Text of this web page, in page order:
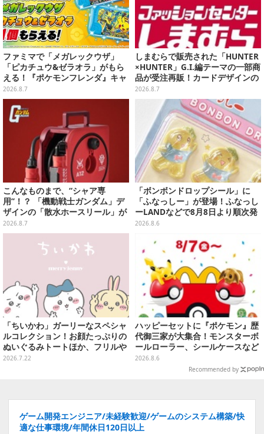
ファミマで「メガレックウザ」
「ピカチュウ&ゼラオラ」がもら
える！『ポケモンフレンダ』キャ
ンペーンが8月11日開始
2026.8.7
しまむらで販売された「HUNTER
×HUNTER」G.I.編テーマの一部商
品が受注再販！カードデザインの
キーホルダーや、キルアたちのセ
リフ付ソックスなど
2026.8.7
こんなものまで、“シャア専
用”！？ 「機動戦士ガンダム」デ
ザインの「散水ホースリール」が
予約開始ーあえて存在感を放つ赤
さ
2026.8.7
「ボンボンドロップシール」に
「ふなっしー」が登場！ふなっし
ーLANDなどで8月8日より順次発
売
2026.8.6
「ちいかわ」ガーリーなスペシャ
ルコレクション！お顔たっぷりの
ぬいぐるみトートほか、フリルや
リボンが可愛いTシャツなどが発
2026.7.22
ハッピーセットに『ポケモン』歴
代御三家が大集合！モンスターボ
ールローラー、シールケースなど
全12種
2026.8.6
Recommended by
ゲーム開発エンジニア/未経験歓迎/ゲームのシステム構築/快
適な仕事環境/年間休日120日以上